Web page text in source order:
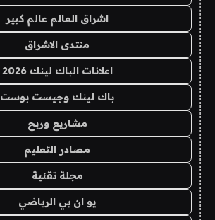
اشراق العالم عالم كبير
منتدى الاشراق
اعلانات الباك لينك 2026
باك لينك وجيست بوست
مشاريع وربح
مصادر التعليم
مجلة تقنية
يو ان بي الرياضي